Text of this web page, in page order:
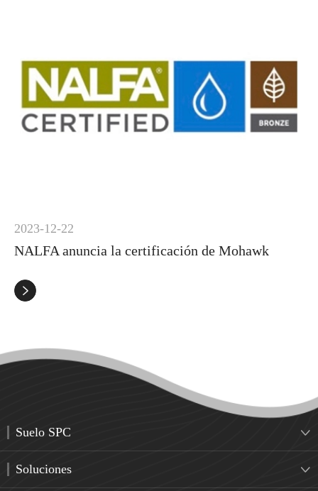
2023-12-22
NALFA anuncia la certificación de Mohawk

Suelo SPC 
Soluciones 